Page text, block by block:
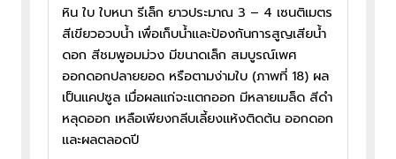
หิน ใบ ใบหนา รีเล็ก ยาวประมาณ 3 – 4 เซนติเมตร
สีเขียวอวบน้ำ เพื่อเก็บน้ำและป้องกันการสูญเสียน้ำ
ดอก สีชมพูอมม่วง มีขนาดเล็ก สมบูรณ์เพศ
ออกดอกปลายยอด หรือตามง่ามใบ (ภาพที่ 18) ผล
เป็นแคปซูล เมื่อผลแก่จะแตกออก มีหลายเมล็ด สีดำ
หลุดออก เหลือเพียงกลีบเลี้ยงแห้งติดต้น ออกดอก
และผลตลอดปี